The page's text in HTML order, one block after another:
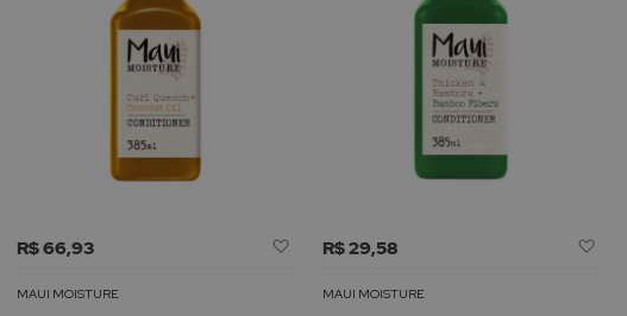
Adicionar
Lista
R$ 66,93
Adicionar
Lista
MAUI MOISTURE
R$ 29,58
MAUI MOISTURE